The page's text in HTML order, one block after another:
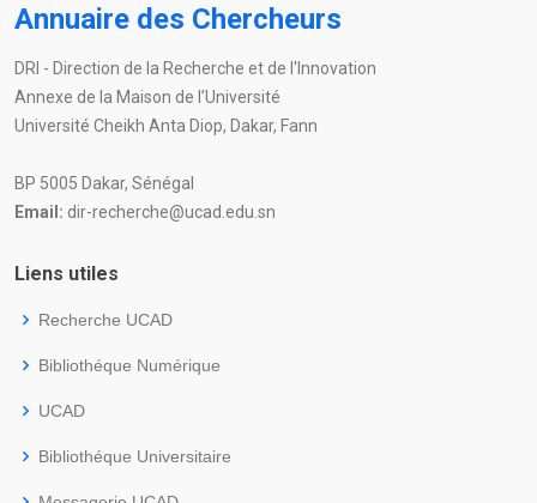
Annuaire des Chercheurs
DRI - Direction de la Recherche et de l'Innovation
Annexe de la Maison de l’Université
Université Cheikh Anta Diop, Dakar, Fann
BP 5005 Dakar, Sénégal
Email: dir-recherche@ucad.edu.sn
Liens utiles
Recherche UCAD
Bibliothéque Numérique
UCAD
Bibliothéque Universitaire